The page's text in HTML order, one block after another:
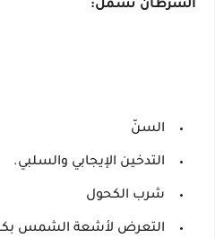
السرطان تشمل:
السنّ
التدخين الإيجابي والسلبي.
شرب الكحول
التعرض لأشعة الشمس